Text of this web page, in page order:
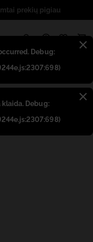
Debug:
Debug:
prekių pigiau